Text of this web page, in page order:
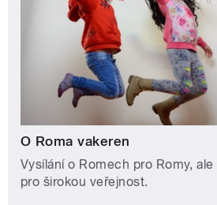
O Roma vakeren
Vysílání o Romech pro Romy,
pro širokou veřejnost.